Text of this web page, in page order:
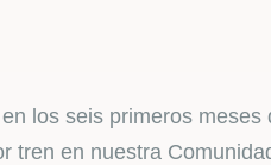
los seis primeros meses
tren en nuestra